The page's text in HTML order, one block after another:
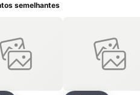
semelhantes